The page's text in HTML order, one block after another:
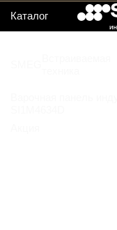
Каталог